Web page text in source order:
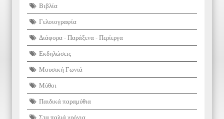
Βιβλία
Γελοιογραφία
Διάφορα - Παράξενα - Περίεργα
Εκδηλώσεις
Μουσική Γωνιά
Μύθοι
Παιδικά παραμύθια
Στα παλιά χρόνια